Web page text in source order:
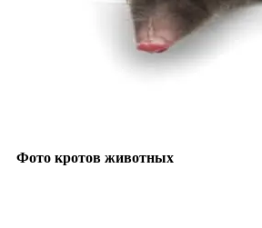
Фото кротов животных